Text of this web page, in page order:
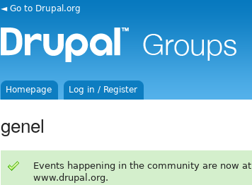
◄ Go to Drupal.org
Homepage Log in / Register
genel
Events happening in the community are now at
www.drupal.org.